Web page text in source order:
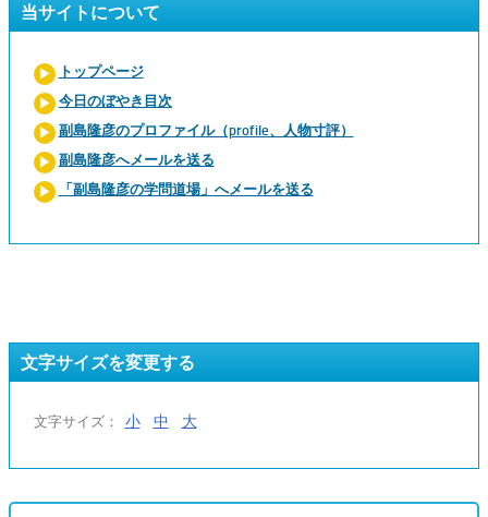
当サイトについて
トップページ
今日のぼやき目次
副島隆彦のプロファイル（profile、人物寸評）
副島隆彦へメールを送る
「副島隆彦の学問道場」へメールを送る
文字サイズを変更する
文字サイズ： 小 中 大